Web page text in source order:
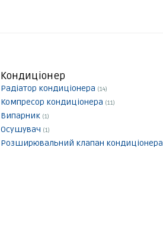
Кондиціонер
Радіатор кондиціонера (14)
Компресор кондиціонера (11)
Випарник (1)
Осушувач (1)
Розширювальний клапан кондиціонера